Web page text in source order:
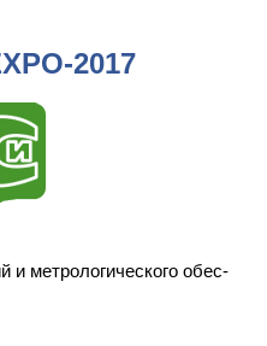
2017
и метрологического обес­